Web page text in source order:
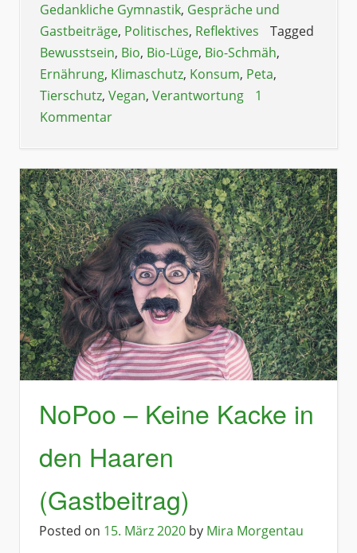
Gedankliche Gymnastik, Gespräche und
Gastbeiträge, Politisches, Reflektives
Tagged
Bewusstsein, Bio, Bio-Lüge, Bio-Schmäh,
Ernährung, Klimaschutz, Konsum, Peta,
Tierschutz, Vegan, Verantwortung
1
Kommentar
NoPoo – Keine Kacke in
den Haaren
(Gastbeitrag)
Posted on 15. März 2020 by Mira Morgentau